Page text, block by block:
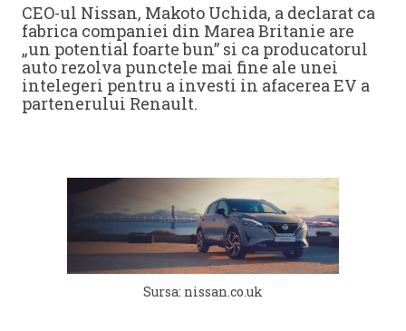
CEO-ul Nissan, Makoto Uchida, a declarat ca
fabrica companiei din Marea Britanie are
„un potential foarte bun” si ca producatorul
auto rezolva punctele mai fine ale unei
intelegeri pentru a investi in afacerea EV a
partenerului Renault.
Sursa: nissan.co.uk